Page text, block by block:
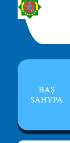
BAŞ
SAHYPA